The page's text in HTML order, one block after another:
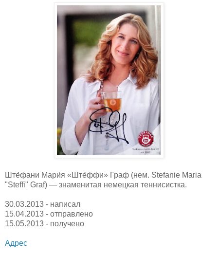
Ште́фани Мари́я «Ште́ффи» Граф (нем. Stefanie Maria
"Steffi" Graf) — знаменитая немецкая теннисистка.
30.03.2013 - написал
15.04.2013 - отправлено
15.05.2013 - получено
Адрес